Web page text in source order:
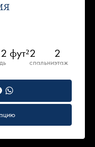
фут²2
спальни
2
этаж